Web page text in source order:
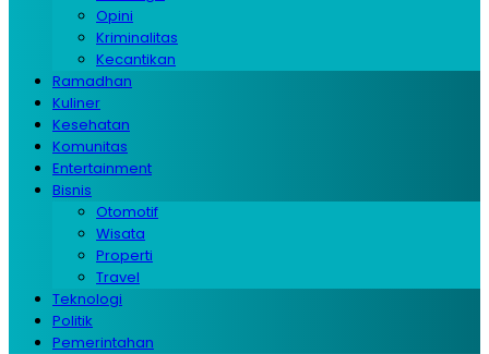
Opini
Kriminalitas
Kecantikan
Ramadhan
Kuliner
Kesehatan
Komunitas
Entertainment
Bisnis
Otomotif
Wisata
Properti
Travel
Teknologi
Politik
Pemerintahan